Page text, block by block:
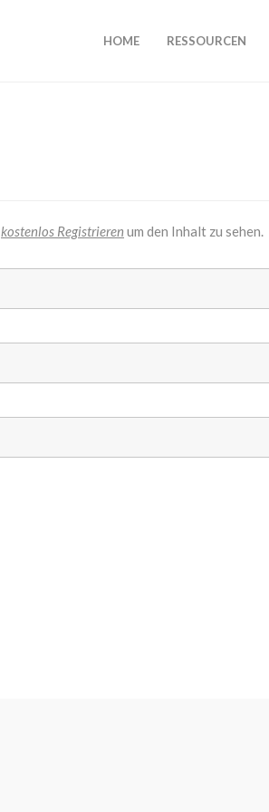
HOME RESSOURCEN
kostenlos Registrieren um den Inhalt zu sehen.